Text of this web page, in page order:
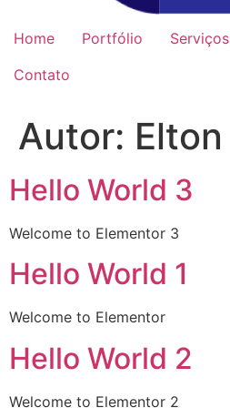
Home Portfólio Serviços
Contato
Autor: Elton
Hello World 3
Welcome to Elementor 3
Hello World 1
Welcome to Elementor
Hello World 2
Welcome to Elementor 2